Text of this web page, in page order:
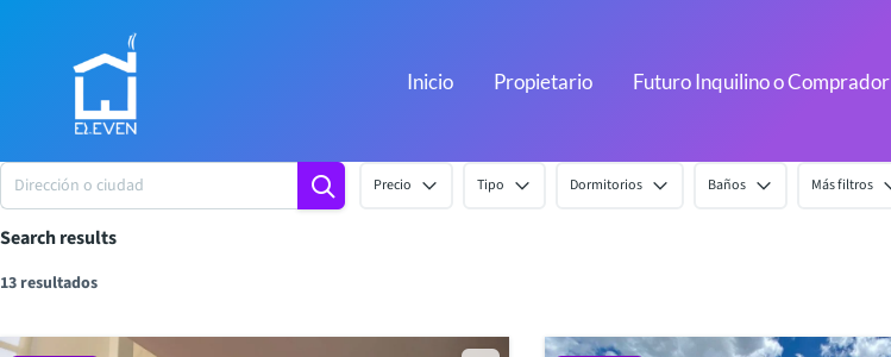
contenido
Inicio Propietario Futuro Inquilino o Comprador
Precio Tipo Dormitorios Baños Más filtros
Search results
13 resultados